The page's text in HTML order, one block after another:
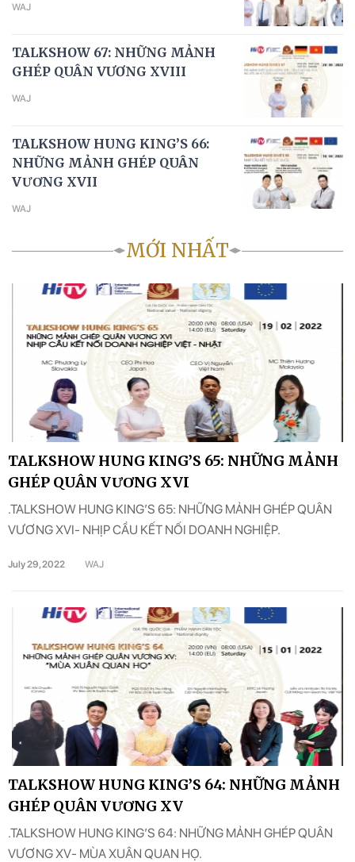
WAJ
TALKSHOW 67: NHỮNG MẢNH
GHÉP QUÂN VƯƠNG XVIII
WAJ
TALKSHOW HUNG KING’S 66:
NHỮNG MẢNH GHÉP QUÂN
VƯƠNG XVII
WAJ
MỚI NHẤT
TALKSHOW HUNG KING’S 65: NHỮNG MẢNH
GHÉP QUÂN VƯƠNG XVI
.TALKSHOW HUNG KING’S 65: NHỮNG MẢNH GHÉP QUÂN
VƯƠNG XVI- NHỊP CẦU KẾT NỐI DOANH NGHIỆP.
July 29, 2022 WAJ
TALKSHOW HUNG KING’S 64: NHỮNG MẢNH
GHÉP QUÂN VƯƠNG XV
.TALKSHOW HUNG KING’S 64: NHỮNG MẢNH GHÉP QUÂN
VƯƠNG XV- MÙA XUÂN QUAN HỌ.